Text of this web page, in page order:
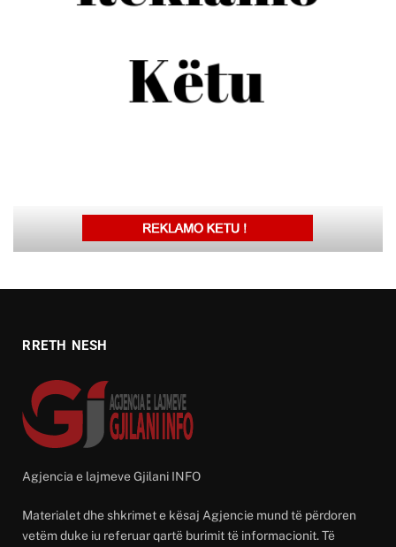
RRETH NESH
Agjencia e lajmeve Gjilani INFO
Materialet dhe shkrimet e kësaj Agjencie mund të përdoren
vetëm duke iu referuar qartë burimit të informacionit. Të